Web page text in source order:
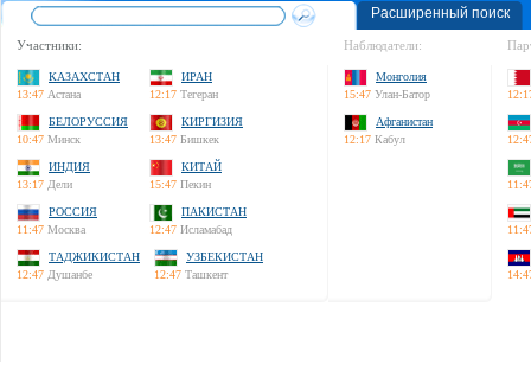
Расширенный поиск
Участники:
КАЗАХСТАН
13:47 Астана
ИРАН
12:17 Тегеран
БЕЛОРУССИЯ
10:47 Минск
КИРГИЗИЯ
13:47 Бишкек
ИНДИЯ
13:17 Дели
КИТАЙ
15:47 Пекин
РОССИЯ
11:47 Москва
ПАКИСТАН
12:47 Исламабад
ТАДЖИКИСТАН
12:47 Душанбе
УЗБЕКИСТАН
12:47 Ташкент
Наблюдатели:
Монголия
15:47 Улан-Батор
Афганистан
12:17 Кабул